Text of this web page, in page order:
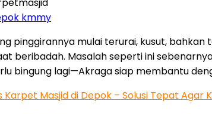
pinggirannya mulai terurai, kusut, bahkan
beribadah. Masalah seperti ini
bingung lagi—Akraga siap membantu
Karpet Masjid di Depok – Solusi Tepat